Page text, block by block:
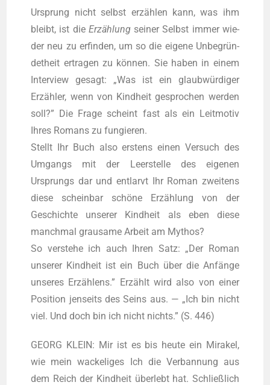
Ursprung nicht selbst erzäh­len kann, was ihm
bleibt, ist die Erzäh­lungsei­ner Selbst immer wie­
der neu zu erfin­den, um so die eige­ne Unbe­grün­
det­heit ertra­gen zu kön­nen. Sie haben in einem
Inter­view gesagt: „Was ist ein glaub­wür­di­ger
Erzäh­ler, wenn von Kind­heit gespro­chen wer­den
soll?” Die Fra­ge scheint fast als ein Leit­mo­tiv
Ihres Romans zu fun­gie­ren.
Stellt Ihr Buch also ers­tens einen Ver­such des
Umgangs mit der Leer­stel­le des eige­nen
Ursprungs dar und ent­larvt Ihr Roman zwei­tens
die­se schein­bar schö­ne Erzäh­lung von der
Geschich­te unse­rer Kind­heit als eben die­se
manch­mal grau­sa­me Arbeit am Mythos?
So ver­ste­he ich auch Ihren Satz: „Der Roman
unse­rer Kind­heit ist ein Buch über die Anfän­ge
unse­res Erzäh­lens.” Erzählt wird also von einer
Posi­ti­on jen­seits des Seins aus. — „Ich bin nicht
viel. Und doch bin ich nicht nichts.” (S. 446)
GEORG KLEIN: Mir ist es bis heu­te ein Mira­kel,
wie mein wacke­li­ges Ich die Ver­ban­nung aus
dem Reich der Kind­heit über­lebt hat. Schließ­lich